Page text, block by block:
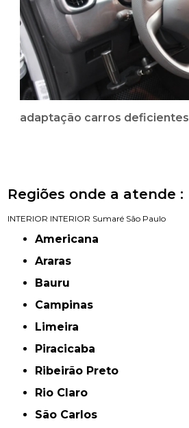
adaptação carros deficientes
Regiões onde a atende :
INTERIOR INTERIOR Sumaré São Paulo
Americana
Araras
Bauru
Campinas
Limeira
Piracicaba
Ribeirão Preto
Rio Claro
São Carlos